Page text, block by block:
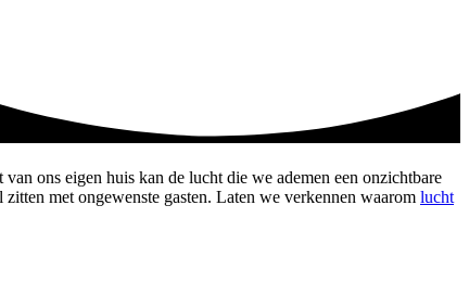
ons eigen huis kan de lucht die we ademen een onzichtbare
met ongewenste gasten. Laten we verkennen waarom lucht